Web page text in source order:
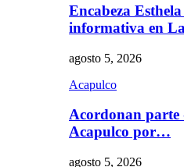
Encabeza
informativa en
agosto 5, 2026
Acapulco
Acordonan parte
Acapulco por…
agosto 5, 2026